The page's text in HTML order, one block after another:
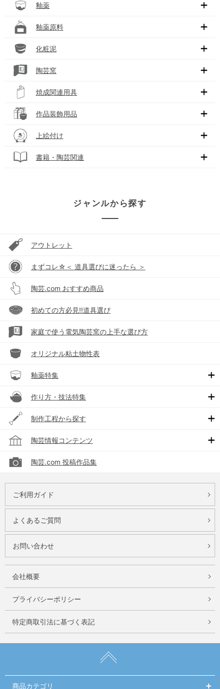
釉薬
釉薬原料
化粧泥
陶芸窯
焼成関連用具
作品装飾用品
上絵付け
書籍・陶芸関連
ジャンルから探す
アウトレット
まずコレ☆＜ 道具選びに迷ったら ＞
陶芸.com おすすめ商品
初めての方必見!!道具選び
家庭で使う電気陶芸窯の上手な選び方
オリジナル粘土物性表
釉薬特集
作り方・技法特集
制作工程から探す
陶芸情報コンテンツ
陶芸.com 投稿作品集
ご利用ガイド
よくあるご質問
お問い合わせ
会社概要
プライバシーポリシー
特定商取引法に基づく表記
商品カテゴリ